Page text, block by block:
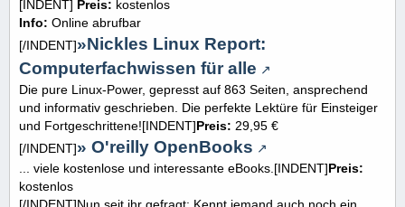
[INDENT] Preis: kostenlos
Info: Online abrufbar
[/INDENT]»Nickles Linux Report:
Computerfachwissen für alle
Die pure Linux-Power, gepresst auf 863 Seiten, ansprechend
und informativ geschrieben. Die perfekte Lektüre für Einsteiger
und Fortgeschrittene![INDENT]Preis: 29,95 €
[/INDENT]» O'reilly OpenBooks
... viele kostenlose und interessante eBooks.[INDENT]Preis:
kostenlos
[/INDENT]Nun seit ihr gefragt: Kennt jemand auch noch ein